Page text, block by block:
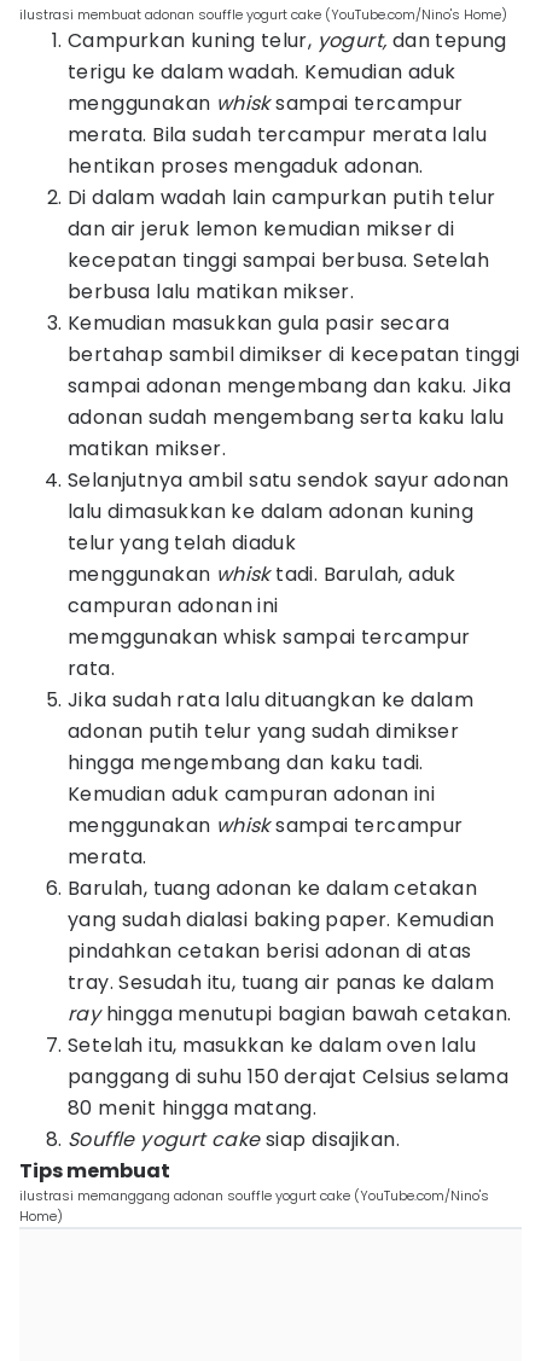
ilustrasi membuat adonan souffle yogurt cake (YouTube.com/Nino's Home)
Campurkan kuning telur, yogurt, dan tepung
terigu ke dalam wadah. Kemudian aduk
menggunakan whisksampai tercampur
merata. Bila sudah tercampur merata lalu
hentikan proses mengaduk adonan.
Di dalam wadah lain campurkan putih telur
dan air jeruk lemon kemudian mikser di
kecepatan tinggi sampai berbusa. Setelah
berbusa lalu matikan mikser.
Kemudian masukkan gula pasir secara
bertahap sambil dimikser di kecepatan tinggi
sampai adonan mengembang dan kaku. Jika
adonan sudah mengembang serta kaku lalu
matikan mikser.
Selanjutnya ambil satu sendok sayur adonan
lalu dimasukkan ke dalam adonan kuning
telur yang telah diaduk
menggunakan whisktadi. Barulah, aduk
campuran adonan ini
memggunakan whisk sampai tercampur
rata.
Jika sudah rata lalu dituangkan ke dalam
adonan putih telur yang sudah dimikser
hingga mengembang dan kaku tadi.
Kemudian aduk campuran adonan ini
menggunakan whisksampai tercampur
merata.
Barulah, tuang adonan ke dalam cetakan
yang sudah dialasi baking paper. Kemudian
pindahkan cetakan berisi adonan di atas
tray. Sesudah itu, tuang air panas ke dalam
rayhingga menutupi bagian bawah cetakan.
Setelah itu, masukkan ke dalam oven lalu
panggang di suhu 150 derajat Celsius selama
80 menit hingga matang.
Souffle yogurt cakesiap disajikan.
Tips membuat
ilustrasi memanggang adonan souffle yogurt cake (YouTube.com/Nino's
Home)